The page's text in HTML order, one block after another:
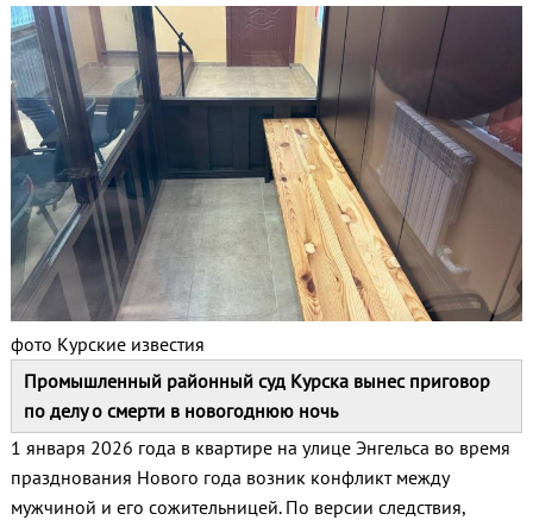
фото Курские известия
Промышленный районный суд Курска вынес приговор
по делу о смерти в новогоднюю ночь
1 января 2026 года в квартире на улице Энгельса во время
празднования Нового года возник конфликт между
мужчиной и его сожительницей. По версии следствия,